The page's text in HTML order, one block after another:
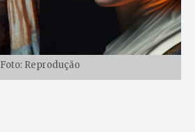
Foto: Reprodução